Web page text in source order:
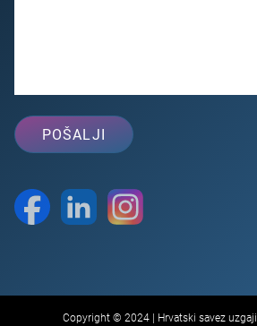
Copyright © 2024 | Hrvatski savez